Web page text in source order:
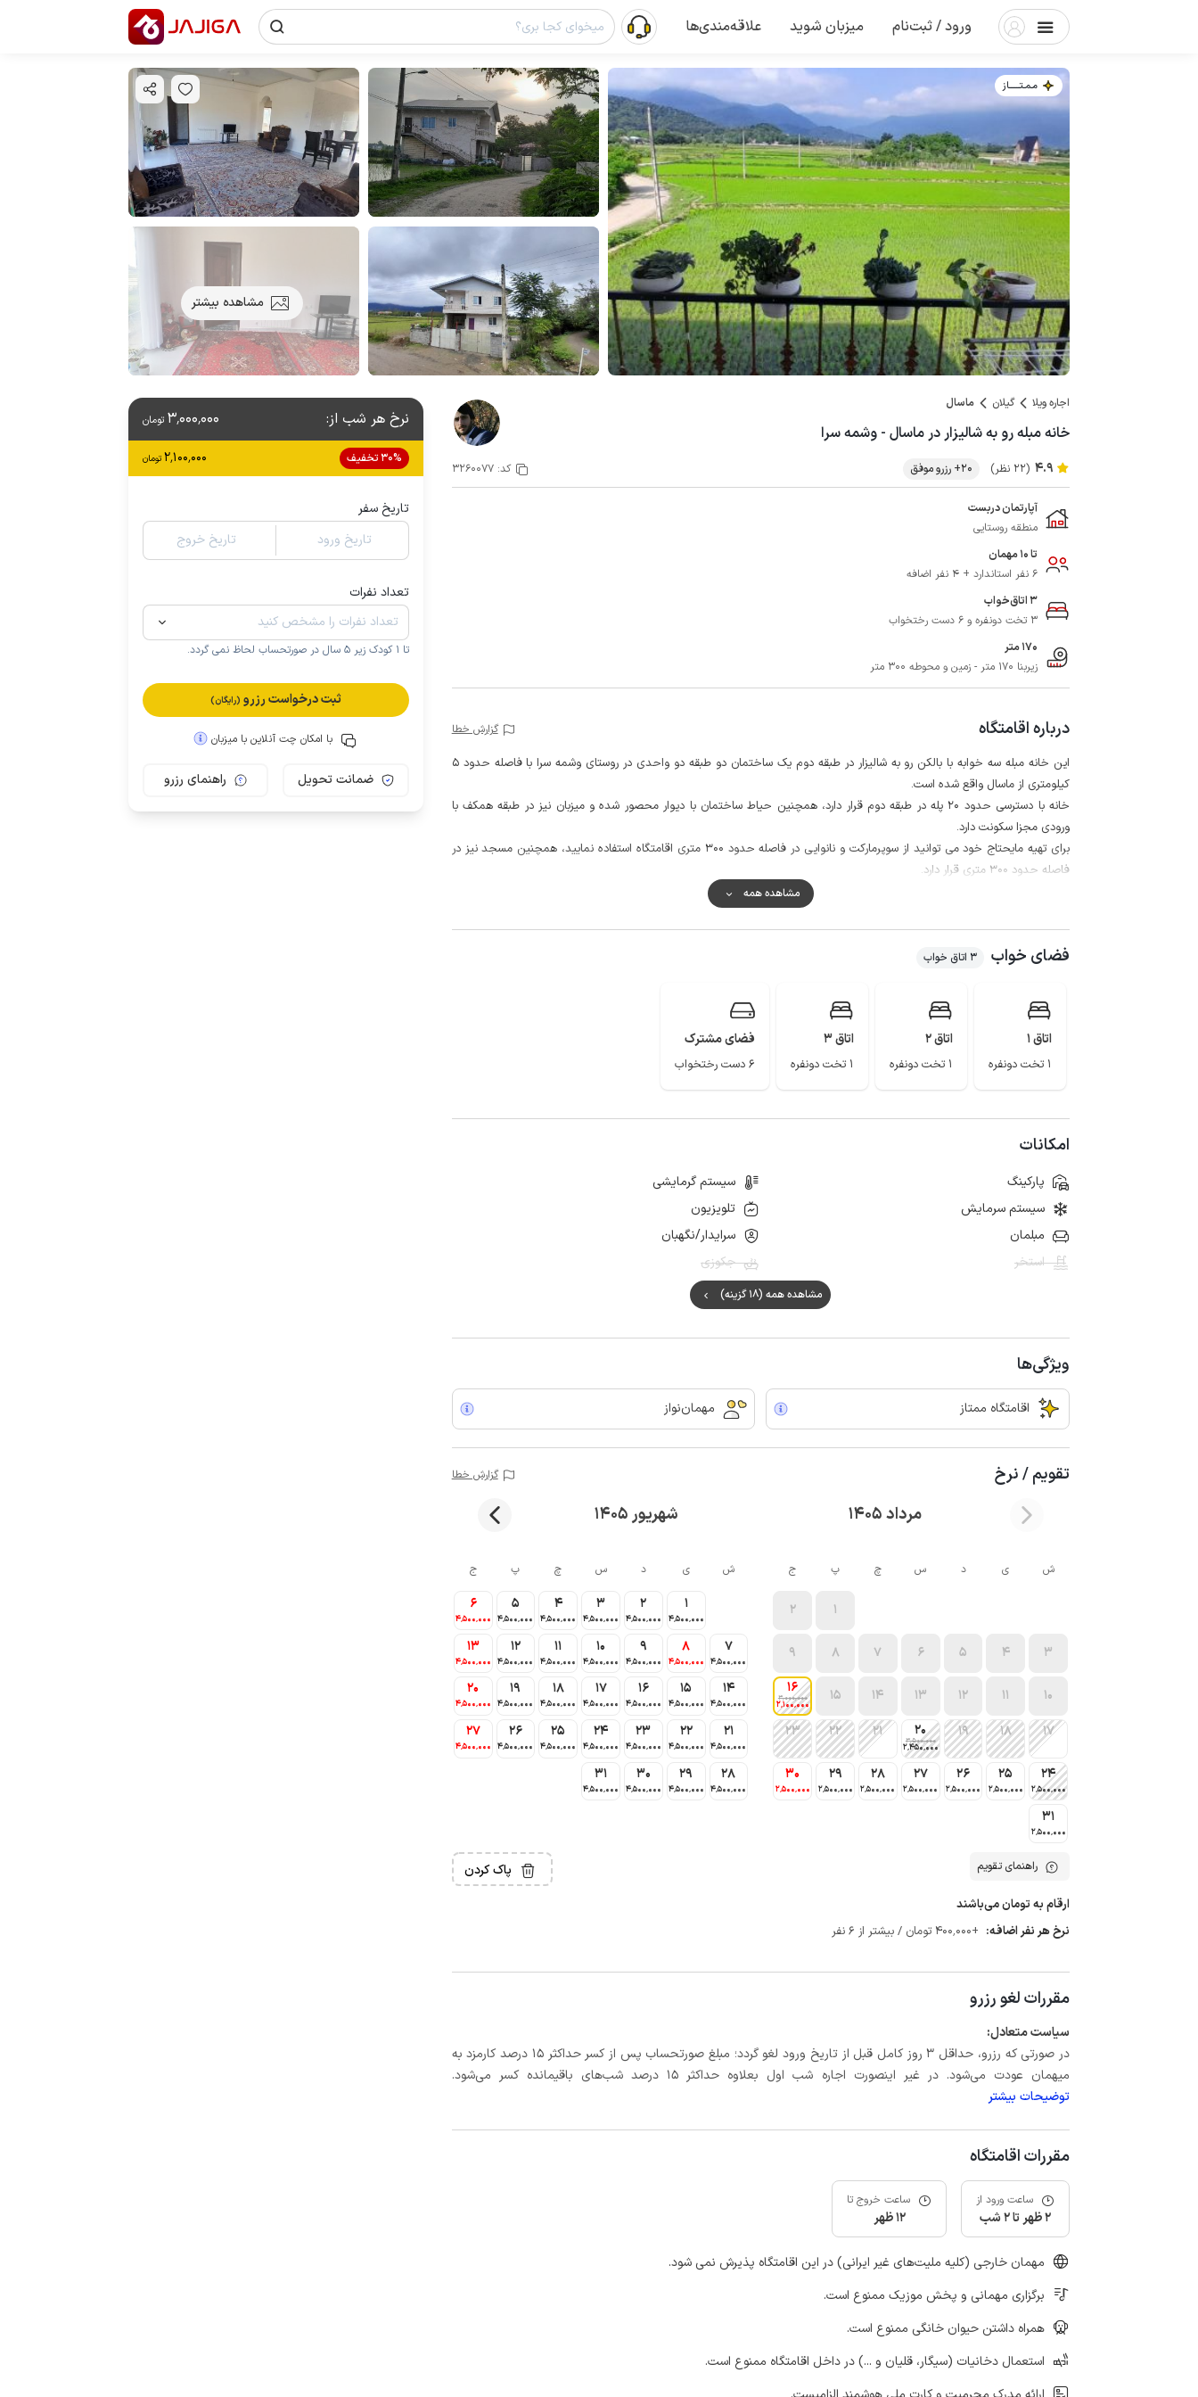
ورود / ثبت‌نام میزبان شوید علاقه‌مندی‌ها
مـمـتــــــاز
مشاهده بیشتر
اجاره ویلا گیلان ماسال
خانه مبله رو به شالیزار در ماسال - وشمه سرا
4.9 (22 نظر) 20+ رزرو موفق کد:3260077
آپارتمان دربست
منطقه روستایی
تا 10 مهمان
6 نفر استاندارد + 4 نفر اضافه
3 اتاق‌خواب
3 تخت دونفره و 6 دست رختخواب
170 متر
زیربنا 170 متر - زمین و محوطه 300 متر
درباره اقامتگاه گزارش خطا
این خانه مبله سه خوابه با بالکن رو به شالیزار در طبقه دوم یک ساختمان دو طبقه دو واحدی در روستای وشمه سرا با فاصله حدود 5
کیلومتری از ماسال واقع شده است.
خانه با دسترسی حدود 20 پله در طبقه دوم قرار دارد، همچنین حیاط ساختمان با دیوار محصور شده و میزبان نیز در طبقه همکف با
ورودی مجزا سکونت دارد.
برای تهیه مایحتاج خود می توانید از سوپرمارکت و نانوایی در فاصله حدود 300 متری اقامتگاه استفاده نمایید، همچنین مسجد نیز در
فاصله حدود 300 متری قرار دارد.
کیفیت شبکه تلفن همراه برای دو اپراتور ایرانسل و همراه اول در مکالمه خوب و دسترسی به اینترنت به صورت 4g است.
بام سبز ماسال، ییلاقات زیبای اولسبلانگاه و سوچاله با چشم انداز اقیانوس ابر و چشمه های خروشان تنها بخشی از جاذبه های دیدنی
ماسال زیبا است.
مشاهده همه
فضای خواب 3 اتاق خواب
اتاق 1
1 تخت دونفره
اتاق 2
1 تخت دونفره
اتاق 3
1 تخت دونفره
فضای مشترک
6 دست رختخواب
امکانات
پارکینگ
سیستم گرمایشی
سیستم سرمایش
تلویزیون
مبلمان
سرایدار/نگهبان
استخر
جکوزی
مشاهده همه (18 گزینه)
ویژگی‌ها
اقامتگاه ممتاز مهمان‌نواز
تقویم / نرخ گزارش خطا
مرداد 1405 شهریور 1405
ش ی د س چ پ ج
1
2
3
4
5
6
7
8
9
10
11
12
13
14
15
16
3٬000٬000
2٬100٬000
17
18
19
20
3٬500٬000
2٬450٬000
21
22
23
24
2٬500٬000
25
2٬500٬000
26
2٬500٬000
27
2٬500٬000
28
2٬500٬000
29
2٬500٬000
30
2٬500٬000
31
2٬500٬000
ش ی د س چ پ ج
1
4٬500٬000
2
4٬500٬000
3
4٬500٬000
4
4٬500٬000
5
4٬500٬000
6
4٬500٬000
7
4٬500٬000
8
4٬500٬000
9
4٬500٬000
10
4٬500٬000
11
4٬500٬000
12
4٬500٬000
13
4٬500٬000
14
4٬500٬000
15
4٬500٬000
16
4٬500٬000
17
4٬500٬000
18
4٬500٬000
19
4٬500٬000
20
4٬500٬000
21
4٬500٬000
22
4٬500٬000
23
4٬500٬000
24
4٬500٬000
25
4٬500٬000
26
4٬500٬000
27
4٬500٬000
28
4٬500٬000
29
4٬500٬000
30
4٬500٬000
31
4٬500٬000
راهنمای تقویم پاک کردن
ارقام به تومان می‌باشند
نرخ هر نفر اضافه: +400٬000 تومان / بیشتر از 6 نفر
مقررات لغو رزرو
سیاست متعادل:
در صورتی که رزرو، حداقل 3 روز کامل قبل از تاریخ ورود لغو گردد؛ مبلغ صورتحساب پس از کسر حداکثر 15 درصد کارمزد به
میهمان عودت می‌شود. در غیر اینصورت اجاره شب اول بعلاوه حداکثر 15 درصد شب‌های باقیمانده کسر می‌شود.
توضیحات بیشتر
مقررات اقامتگاه
ساعت ورود از
2 ظهر تا 2 شب
ساعت خروج تا
12 ظهر
مهمان خارجی (کلیه ملیت‌های غیر ایرانی) در این اقامتگاه پذیرش نمی شود.
برگزاری مهمانی و پخش موزیک ممنوع است.
همراه داشتن حیوان خانگی ممنوع است.
استعمال دخانیات (سیگار، قلیان و ...) در داخل اقامتگاه ممنوع است.
نرخ هر شب از: 3٬000٬000 تومان
30% تخفیف 2٬100٬000 تومان
تاریخ سفر
تاریخ ورود
تاریخ خروج
تعداد نفرات
تا 1 کودک زیر 5 سال در صورتحساب لحاظ نمی گردد.
ثبت درخواست رزرو (رایگان)
با امکان چت آنلاین با میزبان
ضمانت تحویل راهنمای رزرو